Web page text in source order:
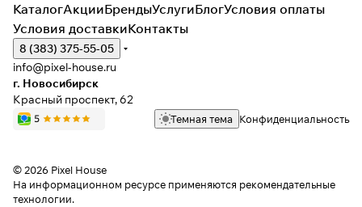
КаталогАкцииБрендыУслугиБлогУсловия оплаты
Условия доставкиКонтакты
8 (383) 375-55-05
info@pixel-house.ru
г. Новосибирск
Красный проспект, 62
Темная тема Конфиденциальность
© 2026 Pixel House
На информационном ресурсе применяются рекомендательные
технологии.